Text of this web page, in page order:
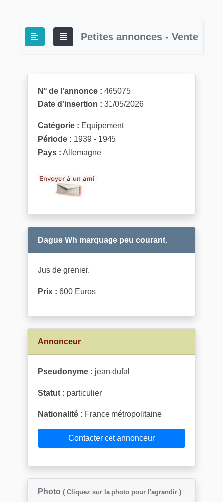
Petites annonces - Vente
N° de l'annonce : 465075
Date d'insertion : 31/05/2026
Catégorie : Equipement
Période : 1939 - 1945
Pays : Allemagne
Dague Wh marquage peu courant.
Jus de grenier.
Prix : 600 Euros
Annonceur
Pseudonyme : jean-dufal
Statut : particulier
Nationalité : France métropolitaine
Contacter cet annonceur
Photo ( Cliquez sur la photo pour l'agrandir )